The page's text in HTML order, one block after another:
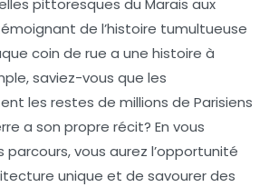
pittoresques du Marais aux
de l’histoire tumultueuse
coin de rue a une histoire à
saviez-vous que les
les restes de millions de Parisiens
a son propre récit? En vous
vous aurez l’opportunité
unique et de savourer des